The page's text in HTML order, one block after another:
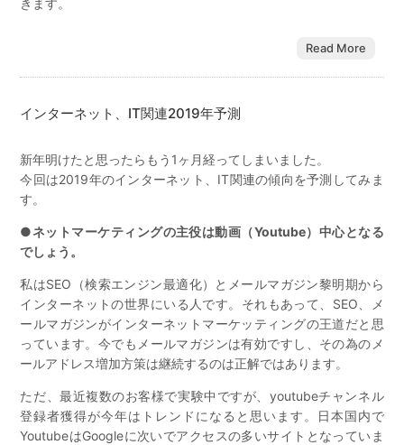
Read More
インターネット、IT関連2019年予測
新年明けたと思ったらもう1ヶ月経ってしまいました。
今回は2019年のインターネット、IT関連の傾向を予測してみま
す。
●ネットマーケティングの主役は動画（Youtube）中心となる
でしょう。
私はSEO（検索エンジン最適化）とメールマガジン黎明期から
インターネットの世界にいる人です。それもあって、SEO、メ
ールマガジンがインターネットマーケッティングの王道だと思
っています。今でもメールマガジンは有効ですし、その為のメ
ールアドレス増加方策は継続するのは正解ではあります。
ただ、最近複数のお客様で実験中ですが、youtubeチャンネル
登録者獲得が今年はトレンドになると思います。日本国内で
YoutubeはGoogleに次いでアクセスの多いサイトとなっていま